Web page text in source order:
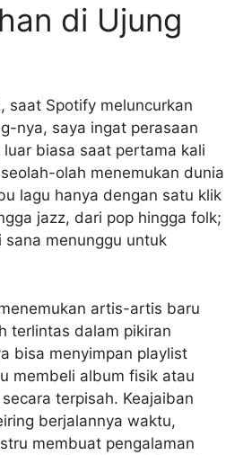
di Ujung
saat Spotify meluncurkan
nya, saya ingat perasaan
biasa saat pertama kali
olah menemukan dunia
lagu hanya dengan satu klik
jazz, dari pop hingga folk;
sana menunggu untuk
artis-artis baru
terlintas dalam pikiran
bisa menyimpan playlist
membeli album fisik atau
terpisah. Keajaiban
berjalannya waktu,
membuat pengalaman